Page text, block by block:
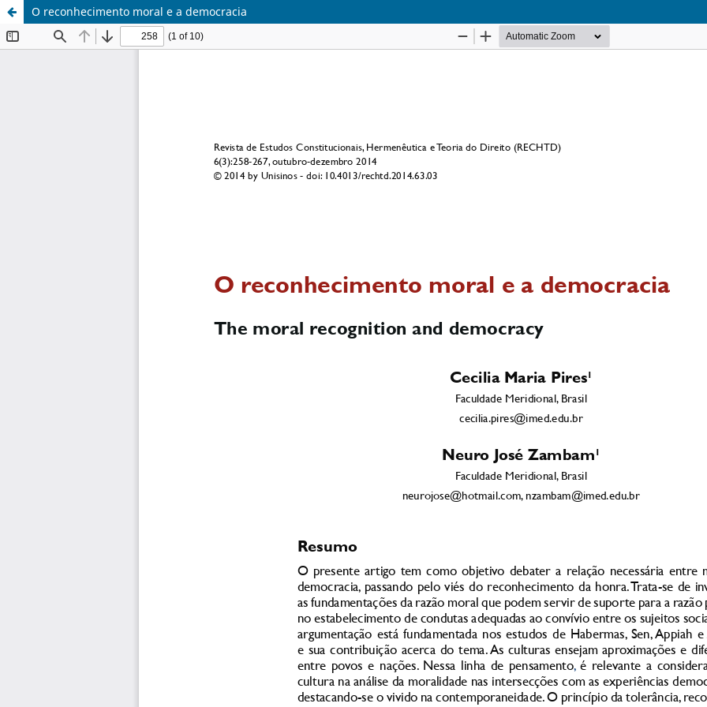
O reconhecimento moral e a democracia